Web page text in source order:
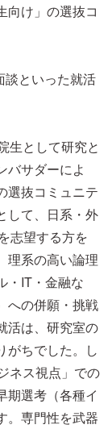
向け」の選抜コ
談といった就活
生として研究と
バサダーによ
選抜コミュニテ
して、日系・外
志望する方を
理系の高い論理
・IT・金融な
への併願・挑戦
活は、研究室の
がちでした。し
ネス視点」での
期選考（各種イ
。専門性を武器